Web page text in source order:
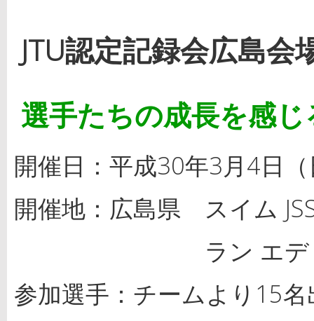
JTU認定記録会広島会
選手たちの成長を感
開催日：平成30年3月4日
開催地：広島県 スイム
ラン エディオン
参加選手：チームより15名